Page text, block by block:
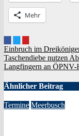
Mehr
Einbruch im
Taschendiebe nutzen
Langfingern an ÖPNV-
Ähnlicher Beitrag
Termine Meerbusch